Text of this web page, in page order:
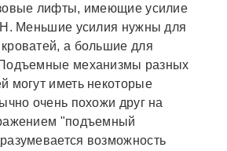
лифты, имеющие усилие
Меньшие усилия нужны для
а большие для
механизмы разных
могут иметь некоторые
очень похожи друг на
"подъемный
возможность